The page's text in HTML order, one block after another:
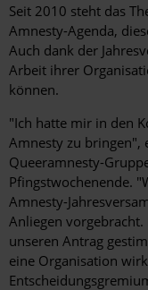
Seit 2010 steht das
Amnesty-Agenda,
Auch dank der
Arbeit ihrer
können.
"Ich hatte mir in den
Amnesty zu bringen",
Queeramnesty-
Pfingstwochenende.
Amnesty-
Anliegen
unseren Antrag
eine Organisation